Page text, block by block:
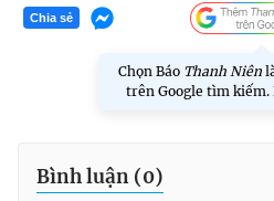
Chia sẻ
Chọn Báo Thanh Niên
trên Google tìm kiếm.
Bình luận (0)